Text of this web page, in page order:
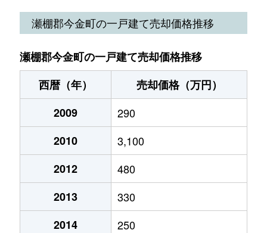
瀬棚郡今金町の一戸建て売却価格推移
瀬棚郡今金町の一戸建て売却価格推移
西暦（年）
売却価格（万円）
2009
290
2010
3,100
2012
480
2013
330
2014
250